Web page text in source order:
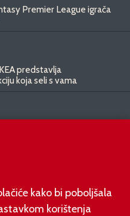
Premier League igrača
predstavlja
koja seli s vama
luksuznu limuzinu veću od
obećava domet do 1.000
kako bi poboljšala
korištenja